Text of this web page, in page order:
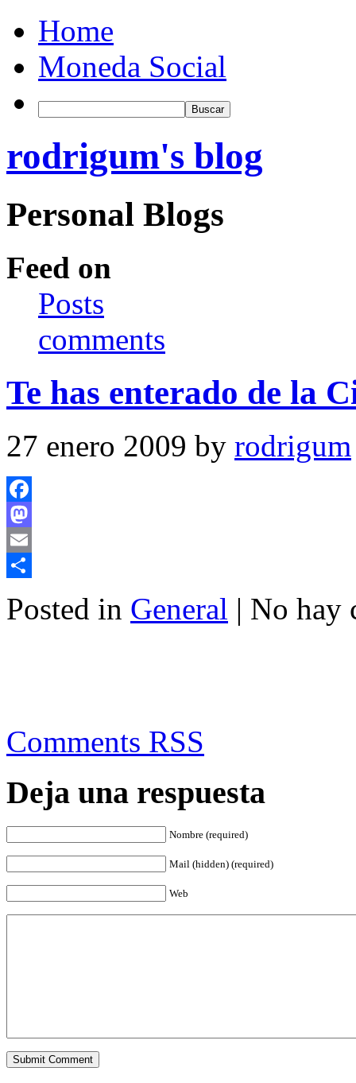
Home
Moneda Social
rodrigum's blog
Personal Blogs
Feed on
Posts
comments
Te has enterado de la
27 enero 2009 by rodrigum
Facebook
Mastodon
Email
Posted in General | No hay
Comments RSS
Deja una respuesta
Nombre (required)
Mail (hidden) (required)
Web